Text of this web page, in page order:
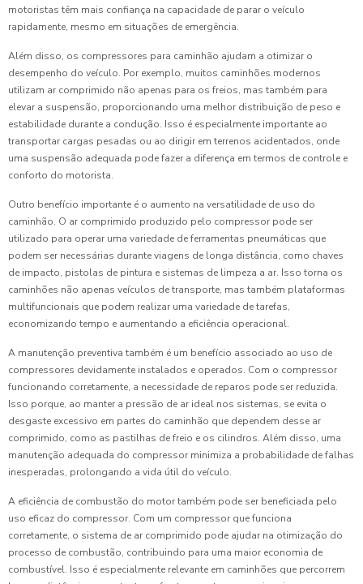
motoristas têm mais confiança na capacidade de parar o veículo
rapidamente, mesmo em situações de emergência.
Além disso, os compressores para caminhão ajudam a otimizar o
desempenho do veículo. Por exemplo, muitos caminhões modernos
utilizam ar comprimido não apenas para os freios, mas também para
elevar a suspensão, proporcionando uma melhor distribuição de peso e
estabilidade durante a condução. Isso é especialmente importante ao
transportar cargas pesadas ou ao dirigir em terrenos acidentados, onde
uma suspensão adequada pode fazer a diferença em termos de controle e
conforto do motorista.
Outro benefício importante é o aumento na versatilidade de uso do
caminhão. O ar comprimido produzido pelo compressor pode ser
utilizado para operar uma variedade de ferramentas pneumáticas que
podem ser necessárias durante viagens de longa distância, como chaves
de impacto, pistolas de pintura e sistemas de limpeza a ar. Isso torna os
caminhões não apenas veículos de transporte, mas também plataformas
multifuncionais que podem realizar uma variedade de tarefas,
economizando tempo e aumentando a eficiência operacional.
A manutenção preventiva também é um benefício associado ao uso de
compressores devidamente instalados e operados. Com o compressor
funcionando corretamente, a necessidade de reparos pode ser reduzida.
Isso porque, ao manter a pressão de ar ideal nos sistemas, se evita o
desgaste excessivo em partes do caminhão que dependem desse ar
comprimido, como as pastilhas de freio e os cilindros. Além disso, uma
manutenção adequada do compressor minimiza a probabilidade de falhas
inesperadas, prolongando a vida útil do veículo.
A eficiência de combustão do motor também pode ser beneficiada pelo
uso eficaz do compressor. Com um compressor que funciona
corretamente, o sistema de ar comprimido pode ajudar na otimização do
processo de combustão, contribuindo para uma maior economia de
combustível. Isso é especialmente relevante em caminhões que percorrem